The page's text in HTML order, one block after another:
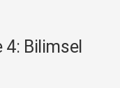
4: Bilimsel